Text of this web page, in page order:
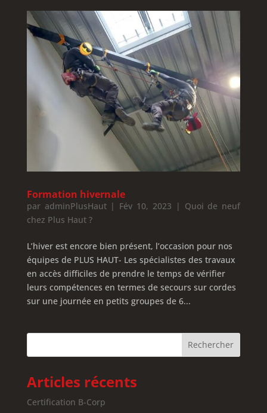
Formation hivernale
par adminPlusHaut| Fév 10, 2023 | Quoi de neuf
chez Plus Haut ?
L’hiver est encore bien présent, l’occasion pour nos
équipes de PLUS HAUT- Les spécialistes des travaux
en accès difficiles de prendre le temps de vérifier
leurs compétences en termes de secours sur cordes
sur une journée en petits groupes de 6...
Articles récents
Certification B-Corp